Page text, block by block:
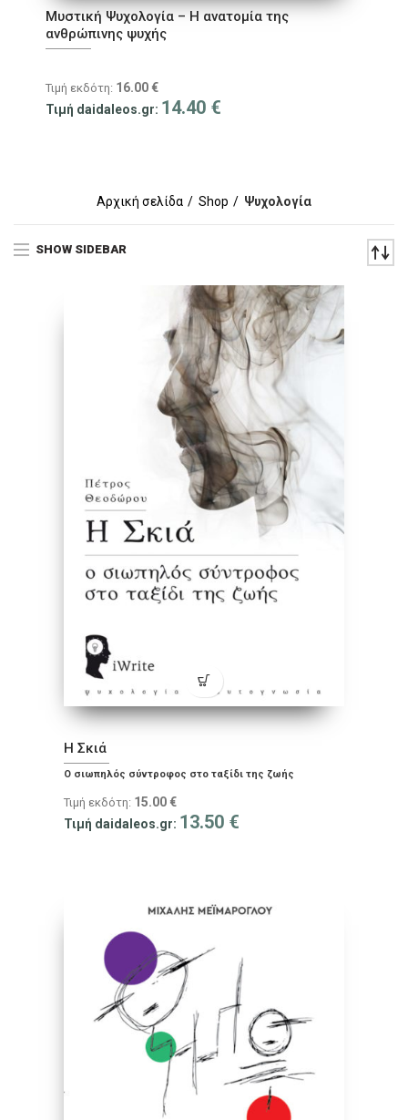
Μυστική Ψυχολογία – Η ανατομία της
ανθρώπινης ψυχής
Τιμή εκδότη: 16.00 €
Τιμή daidaleos.gr: 14.40 €
Αρχική σελίδα Shop Ψυχολογία
SHOW SIDEBAR
Η Σκιά
Ο σιωπηλός σύντροφος στο ταξίδι της ζωής
Τιμή εκδότη: 15.00 €
Τιμή daidaleos.gr: 13.50 €